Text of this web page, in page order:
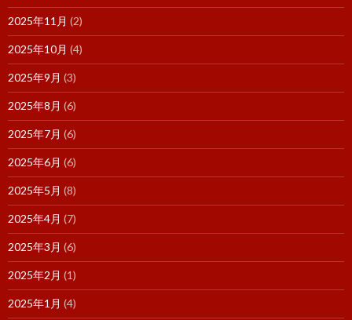
2025年11月 (2)
2025年10月 (4)
2025年9月 (3)
2025年8月 (6)
2025年7月 (6)
2025年6月 (6)
2025年5月 (8)
2025年4月 (7)
2025年3月 (6)
2025年2月 (1)
2025年1月 (4)